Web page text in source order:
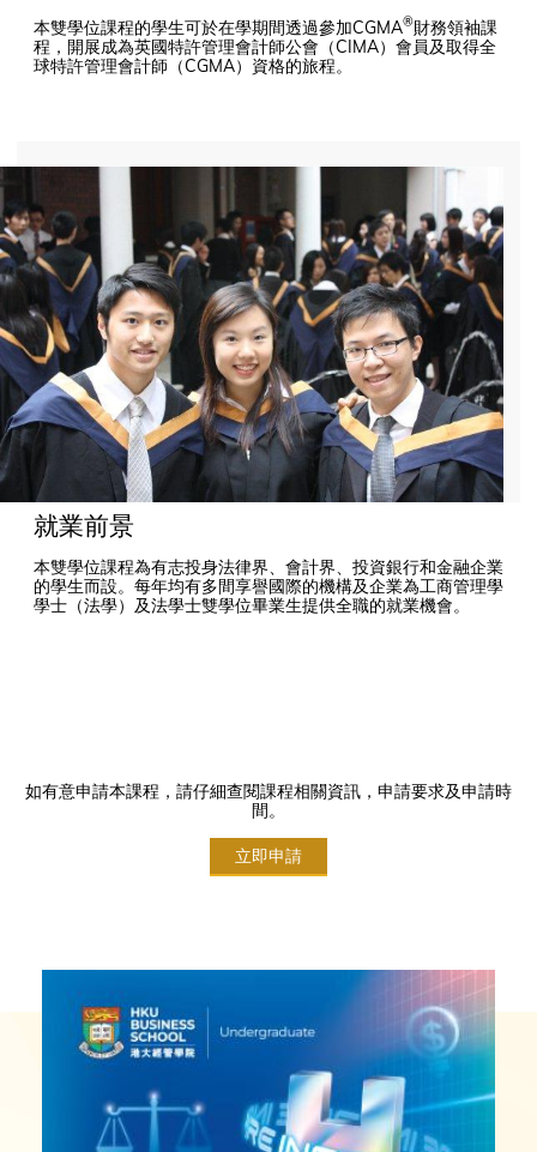
本雙學位課程的學生可於在學期間透過參加CGMA®財務領袖課
程，開展成為英國特許管理會計師公會（CIMA）會員及取得全
球特許管理會計師（CGMA）資格的旅程。
就業前景
本雙學位課程為有志投身法律界、會計界、投資銀行和金融企業
的學生而設。每年均有多間享譽國際的機構及企業為工商管理學
學士（法學）及法學士雙學位畢業生提供全職的就業機會。
如有意申請本課程，請仔細查閱課程相關資訊，申請要求及申請時
間。
立即申請